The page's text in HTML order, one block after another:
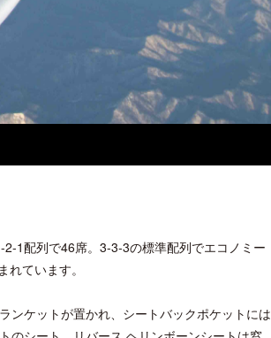
1配列で46席。3-3-3の標準配列でエコノミー
ています。
ンケットが置かれ、シートバックポケットには